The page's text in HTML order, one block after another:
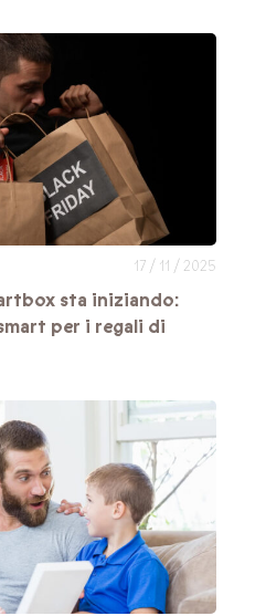
17 / 11 / 2025
sta iniziando:
per i regali di